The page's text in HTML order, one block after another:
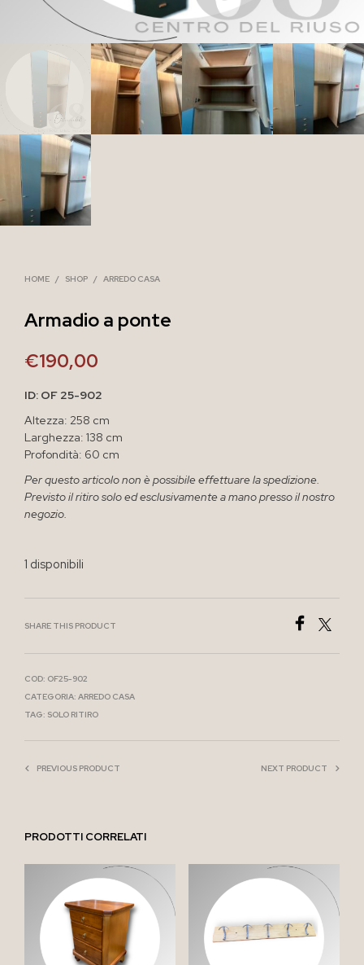
HOME / SHOP / ARREDO CASA
Armadio a ponte
€190,00
ID: OF 25-902
Altezza: 258 cm
Larghezza: 138 cm
Profondità: 60 cm
Per questo articolo non è possibile effettuare la spedizione.
Previsto il ritiro solo ed esclusivamente a mano presso il nostro
negozio.
1 disponibili
SHARE THIS PRODUCT
COD: OF25-902
CATEGORIA: ARREDO CASA
TAG: SOLO RITIRO
PREVIOUS PRODUCT NEXT PRODUCT
PRODOTTI CORRELATI